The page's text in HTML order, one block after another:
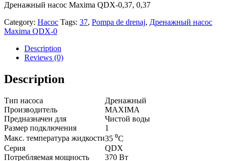
Дренажный насос Maxima QDX-0,37, 0,37
Category: Насос Tags: 37, Pompa de drenaj, Дренажный насос
Maxima QDX-0
Description
Reviews (0)
Description
Тип насоса
Дренажный
Производитель
MAXIMA
Предназначен для
Чистой воды
Размер подключения
1
Макс. температура жидкости35 ⁰С
Серия
QDX
Потребляемая мощность
370 Вт